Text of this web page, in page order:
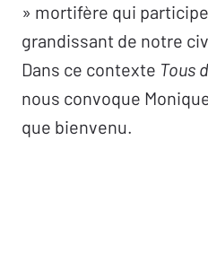
» mortifère qui
grandissant de notre
Dans ce contexte Tous
nous convoque
que bienvenu.